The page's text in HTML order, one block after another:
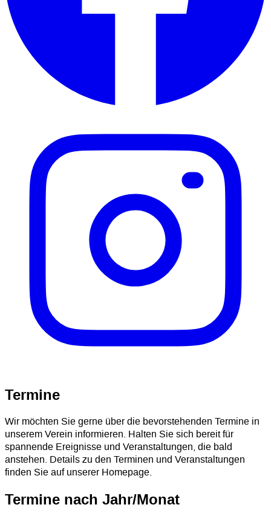
Termine
Wir möchten Sie gerne über die bevorstehenden Termine in
unserem Verein informieren. Halten Sie sich bereit für
spannende Ereignisse und Veranstaltungen, die bald
anstehen. Details zu den Terminen und Veranstaltungen
finden Sie auf unserer Homepage.
Termine nach Jahr/Monat